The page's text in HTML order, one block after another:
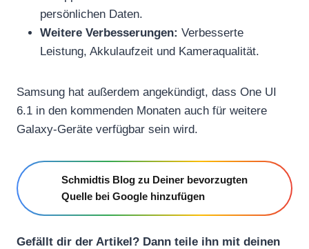
persönlichen Daten.
Weitere Verbesserungen: Verbesserte
Leistung, Akkulaufzeit und Kameraqualität.
Samsung hat außerdem angekündigt, dass One UI
6.1 in den kommenden Monaten auch für weitere
Galaxy-Geräte verfügbar sein wird.
Schmidtis Blog zu Deiner bevorzugten
Quelle bei Google hinzufügen
Gefällt dir der Artikel? Dann teile ihn mit deinen